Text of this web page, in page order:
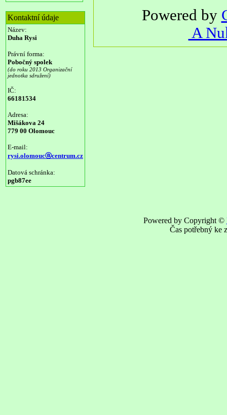
Kontaktní údaje
Název:
Duha Rysi
Právní forma:
Pobočný spolek
(do roku 2013 Organizační
jednotka sdružení)
IČ:
66181534
Adresa:
Mišákova 24
779 00 Olomouc
E-mail:
rysi.olomoucⓐcentrum.cz
Datová schránka:
pgb87ee
Powered by
A
Powered by Copyright ©
Čas potřebný ke